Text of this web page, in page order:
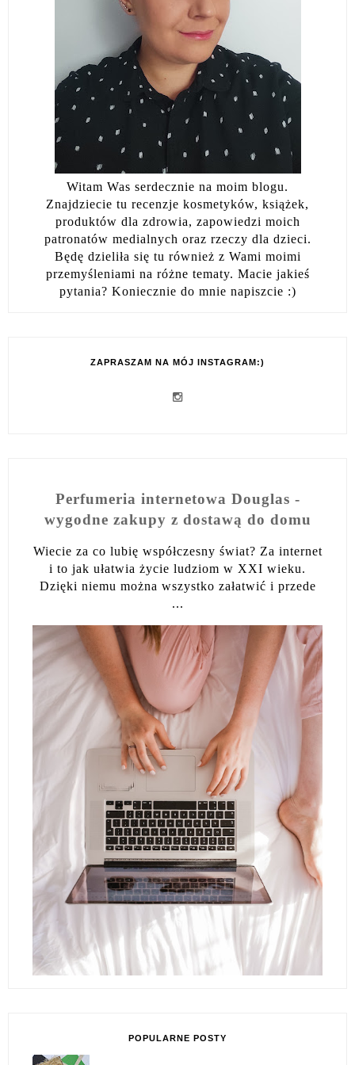
Witam Was serdecznie na moim blogu.
Znajdziecie tu recenzje kosmetyków, książek,
produktów dla zdrowia, zapowiedzi moich
patronatów medialnych oraz rzeczy dla dzieci.
Będę dzieliła się tu również z Wami moimi
przemyśleniami na różne tematy. Macie jakieś
pytania? Koniecznie do mnie napiszcie :)
ZAPRASZAM NA MÓJ INSTAGRAM:)
Perfumeria internetowa Douglas -
wygodne zakupy z dostawą do domu
Wiecie za co lubię współczesny świat? Za internet
i to jak ułatwia życie ludziom w XXI wieku.
Dzięki niemu można wszystko załatwić i przede
...
POPULARNE POSTY